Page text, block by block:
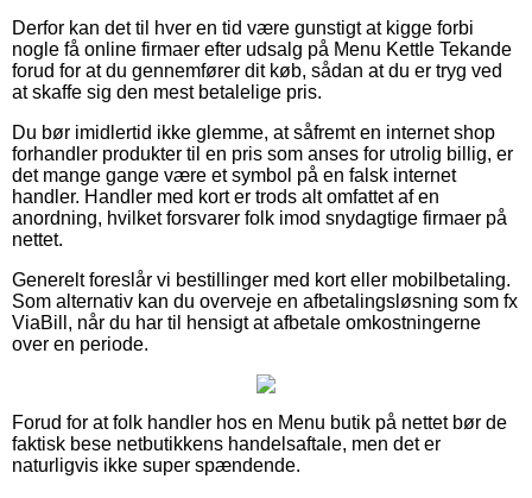
Derfor kan det til hver en tid være gunstigt at kigge forbi
nogle få online firmaer efter udsalg på Menu Kettle Tekande
forud for at du gennemfører dit køb, sådan at du er tryg ved
at skaffe sig den mest betalelige pris.
Du bør imidlertid ikke glemme, at såfremt en internet shop
forhandler produkter til en pris som anses for utrolig billig, er
det mange gange være et symbol på en falsk internet
handler. Handler med kort er trods alt omfattet af en
anordning, hvilket forsvarer folk imod snydagtige firmaer på
nettet.
Generelt foreslår vi bestillinger med kort eller mobilbetaling.
Som alternativ kan du overveje en afbetalingsløsning som fx
ViaBill, når du har til hensigt at afbetale omkostningerne
over en periode.
Forud for at folk handler hos en Menu butik på nettet bør de
faktisk bese netbutikkens handelsaftale, men det er
naturligvis ikke super spændende.